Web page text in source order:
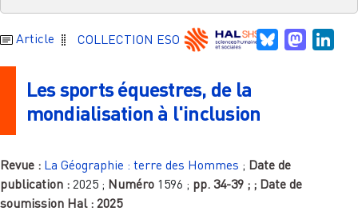
Article COLLECTION ESO Bluesky
Les sports équestres, de la
mondialisation à l'inclusion
Revue : La Géographie : terre des Hommes ; Date de
publication : 2025 ; Numéro 1596 ; pp. 34-39 ; ; Date de
soumission Hal : 2025